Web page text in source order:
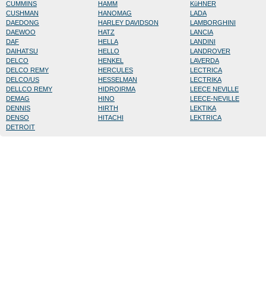
CUMMINS
CUSHMAN
DAEDONG
DAEWOO
DAF
DAIHATSU
DELCO
DELCO REMY
DELCO/US
DELLCO REMY
DEMAG
DENNIS
DENSO
DETROIT
HAMM
HANOMAG
HARLEY DAVIDSON
HATZ
HELLA
HELLO
HENKEL
HERCULES
HESSELMAN
HIDROIRMA
HINO
HIRTH
HITACHI
KüHNER
LADA
LAMBORGHINI
LANCIA
LANDINI
LANDROVER
LAVERDA
LECTRICA
LECTRIKA
LEECE NEVILLE
LEECE-NEVILLE
LEKTIKA
LEKTRICA